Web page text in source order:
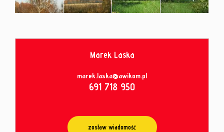
Marek Laska
marek.laska@awikom.pl
691 718 950
zostaw wiadomość